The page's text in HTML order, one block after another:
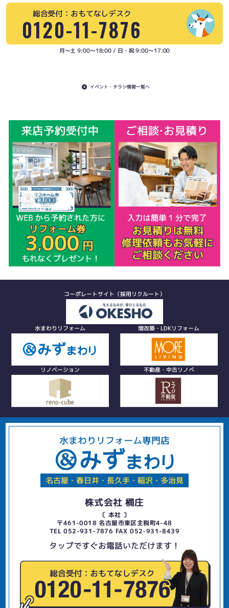
総合受付：おもてなしデスク
0120-11-7876
月〜土 9:00〜18:00 / 日・祝 9:00〜17:00
イベント・チラシ情報一覧へ
コーポレートサイト（採用リクルート）
水まわりリフォーム 増改築・LDKリフォーム
リノベーション 不動産・中古リノベ
水まわりリフォーム専門店
名古屋・春日井・長久手・稲沢・多治見
株式会社 桶庄
〔 本社 〕
〒461-0018 名古屋市東区主税町4-48
TEL 052-931-7876 FAX 052-931-8439
タップですぐお電話いただけます！